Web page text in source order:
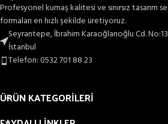
Profesyonel kumaş kalitesi ve sınırsız tasarım
formaları en hızlı şekilde üretiyoruz.
Seyrantepe, İbrahim Karaoğlanoğlu Cd.
İstanbul
Telefon: 0532 701 88 23
ÜRÜN KATEGORİLERİ